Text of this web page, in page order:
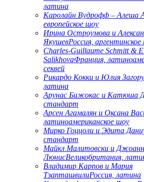
латина
Каролайн Вудрофф – Алеша
европейское шоу
Ирина Остроумова и
ЯкушевРоссия,
Charles-Guillaume Schmitt &
SalikhovaФранция,
секвей
Рикардо Кокки и Юлия
латина
Арунас Бижокас и Катюша
стандарт
Арсен Агамалян и Оксана
латиноамериканское шоу
Мирко Гоццоли и Эдита
стандарт
Майкл Малитовски и
ЛюнисВеликобритания,
Владимир Карпов и Мария
ТзапташвилиРоссия, латина